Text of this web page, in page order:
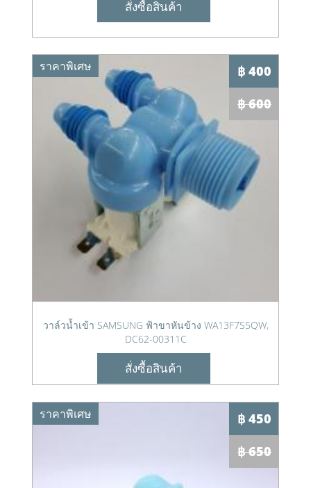
สั่งซื้อสินค้า
ราคาพิเศษ
฿ 600
฿ 400
วาล์วน้ำเข้า SAMSUNG ฟ้าขาหันข้าง WA13F7S5QW,
DC62-00311C
สั่งซื้อสินค้า
ราคาพิเศษ
฿ 650
฿ 450